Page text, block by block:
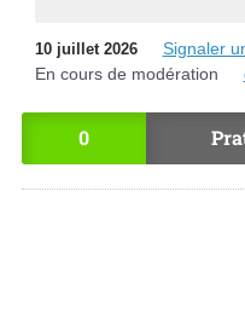
10 juillet 2026
Signaler
En cours de modération
0